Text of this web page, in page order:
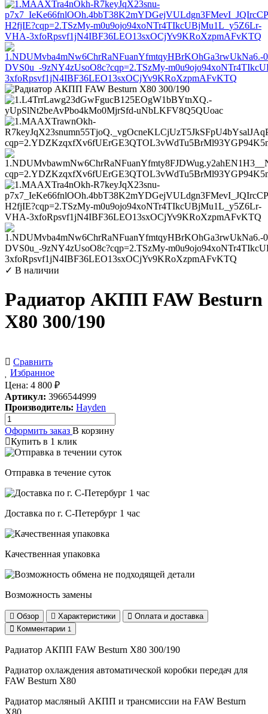
✓ В наличии
Радиатор АКПП FAW Besturn
X80 300/190
Сравнить
Избранное
Цена: 4 800 ₽
Артикул: 3966544999
Производитель: Hayden
Оформить заказ В корзину
Купить в 1 клик
Отправка в течение суток
Доставка по г. С-Петербург 1 час
Качественная упаковка
Возможность замены
Обзор Характеристики
Оплата и доставка
Комментарии 1
Радиатор АКПП FAW Besturn X80 300/190
Радиатор охлаждения автоматической коробки передач для
FAW Besturn X80
Радиатор масляный АКПП и трансмиссии на FAW Besturn
X80